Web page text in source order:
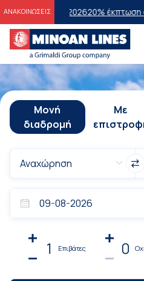
ΑΝΑΚΟΙΝΩΣΕΙΣ
202620% έκπτωση στην
Μονή
διαδρομή
Με
1 Επιβάτες 0